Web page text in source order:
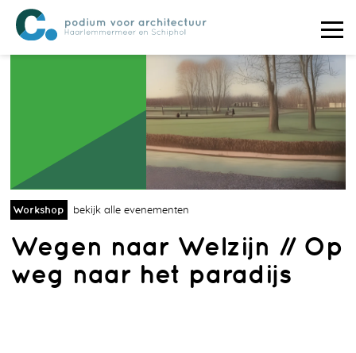
Workshop bekijk alle evenementen
Wegen naar Welzijn // Op
weg naar het paradijs